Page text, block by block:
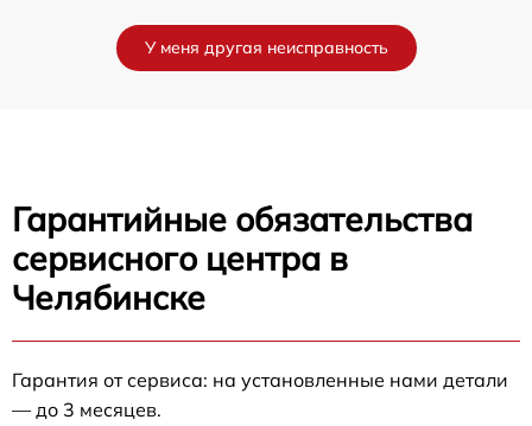
У меня другая неисправность
Гарантийные обязательства
сервисного центра в
Челябинске
Гарантия от сервиса: на установленные нами детали
— до 3 месяцев.